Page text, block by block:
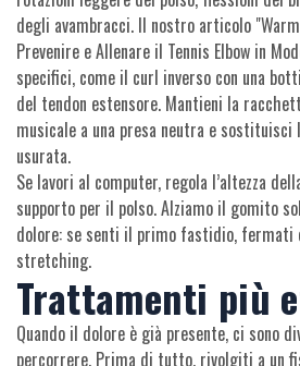
degli avambracci. Il nostro articolo
Prevenire e Allenare il Tennis Elbow in
specifici, come il curl inverso con una
del tendon estensore. Mantieni la
musicale a una presa neutra e sostituisci
usurata.
Se lavori al computer, regola l’altezza
supporto per il polso. Alziamo il gomito
dolore: se senti il primo fastidio, fermati
stretching.
Trattamenti più
Quando il dolore è già presente, ci sono
percorrere. Prima di tutto, rivolgiti a un